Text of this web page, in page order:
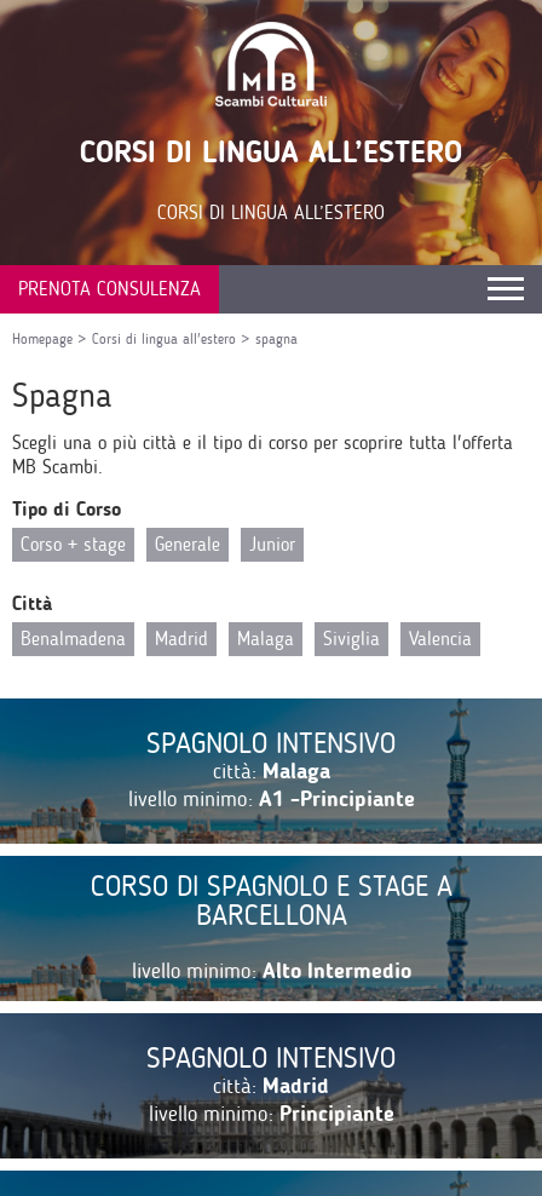
CORSI DI LINGUA ALL’ESTERO
CORSI DI LINGUA ALL’ESTERO
PRENOTA CONSULENZA
Homepage > Corsi di lingua all'estero > spagna
Spagna
Scegli una o più città e il tipo di corso per scoprire tutta l'offerta
MB Scambi.
Tipo di Corso
Corso + stage
Generale Junior
Città
Benalmadena
Madrid Malaga Siviglia Valencia
SPAGNOLO INTENSIVO
città:Malaga
livello minimo: A1 -Principiante
CORSO DI SPAGNOLO E STAGE A
BARCELLONA
livello minimo:Alto Intermedio
SPAGNOLO INTENSIVO
città: Madrid
livello minimo:Principiante